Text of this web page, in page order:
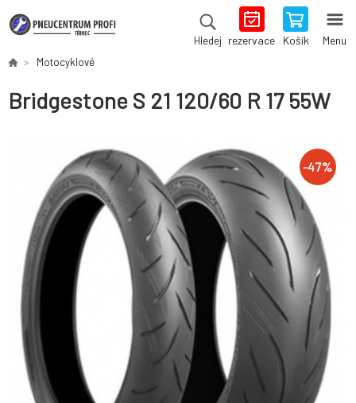
Hledej rezervace Košík Menu
Motocyklové
Bridgestone S 21 120/60 R 17 55W
-47%